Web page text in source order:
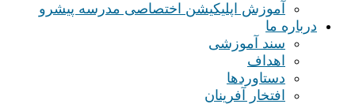
آموزش اپلیکیشن اختصاصی مدرسه پیشرو
درباره ما
سند آموزشی
اهداف
دستاوردها
افتخار آفرینان